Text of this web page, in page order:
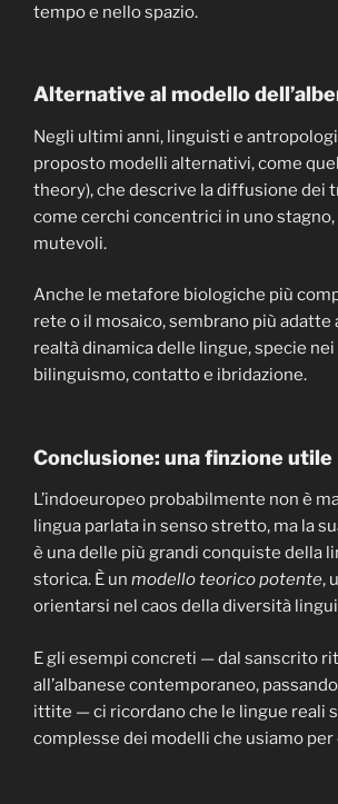
tempo e nello spazio.
Alternative al modello
Negli ultimi anni, linguisti e
proposto modelli alternativi, come
theory), che descrive la diffusione dei
come cerchi concentrici in uno
mutevoli.
Anche le metafore biologiche più
rete o il mosaico, sembrano più adatte
realtà dinamica delle lingue, specie
bilinguismo, contatto e ibridazione.
Conclusione: una finzione utile
L’indoeuropeo probabilmente non è
lingua parlata in senso stretto, ma la
è una delle più grandi conquiste della
storica. È un modello teorico potente,
orientarsi nel caos della diversità
E gli esempi concreti — dal sanscrito
all’albanese contemporaneo,
ittite — ci ricordano che le lingue reali
complesse dei modelli che usiamo per